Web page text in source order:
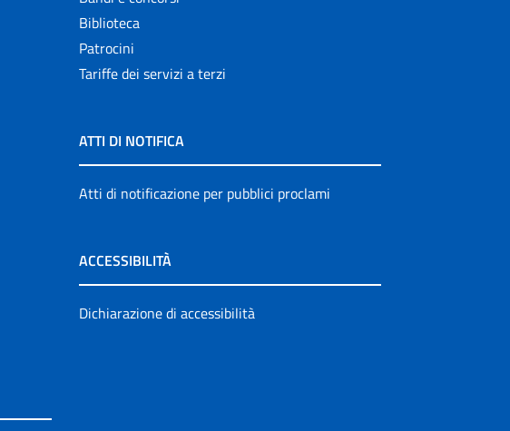
Biblioteca
Patrocini
Tariffe dei servizi a terzi
ATTI DI NOTIFICA
Atti di notificazione per pubblici proclami
ACCESSIBILITÀ
Dichiarazione di accessibilità